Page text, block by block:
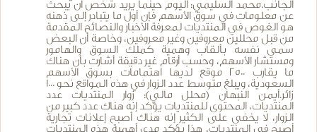
الجانب.محمد السليمي: اليوم حينما يريد شخص أن يبحث
عن معلومات في سوق الأسهم فإن أول ما يتبادر إلى ذهنه
هو الغوص في المنتديات لمعرفة الأخبار والنصائح المقدمة
من قبل محللين معروفين وغير معروفين، وخاصة أن البعض
سمى نفسه بألقاب وهمية كملك السوق والهامور
ومستشار الأسهم، وحسب أرقام غير دقيقة أشارت بأن هناك
ما يقارب 2500 موقع لديها اهتمامات بسوق الأسهم
السعودية، ويبلغ متوسط عدد الزوار في هذه المواقع نحو 1000
زائر.أيمن النبهان (محلل مالي): زوار المنتديات عدد
المنتديات، المحتوى للمنتديات يؤكد إنه هناك عدد كبير من
الزوار، لا يخفى على الكثير إنه هناك أصبح إعلانات تجارية
أصبح في المنتديات، هذا يؤكد مدى أهمية هذه المنتديات